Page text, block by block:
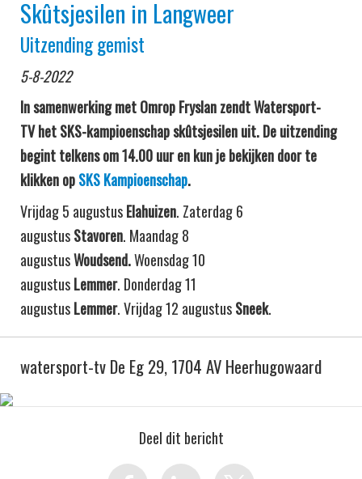
Skûtsjesilen in Langweer
Uitzending gemist
5-8-2022
In samenwerking met Omrop Fryslan zendt Watersport-
TV het SKS-kampioenschap skûtsjesilen uit. De uitzending
begint telkens om 14.00 uur en kun je bekijken door te
klikken opSKS Kampioenschap.
Vrijdag 5 augustusElahuizen. Zaterdag 6
augustusStavoren. Maandag 8
augustusWoudsend.Woensdag 10
augustusLemmer. Donderdag 11
augustusLemmer. Vrijdag 12 augustusSneek.
watersport-tv De Eg 29, 1704 AV Heerhugowaard
Deel dit bericht